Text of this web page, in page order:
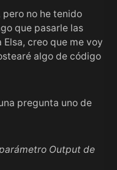
pero no he tenido
que pasarle las
Elsa, creo que me voy
algo de código
pregunta uno de
Output de